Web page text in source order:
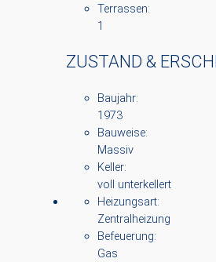
Terrassen:
1
ZUSTAND &
Baujahr:
1973
Bauweise:
Massiv
Keller:
voll unterkellert
Heizungsart:
Zentralheizung
Befeuerung:
Gas